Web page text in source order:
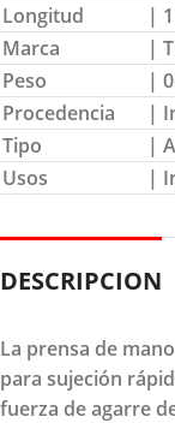
Longitud
|
Marca
|
Peso
|
Procedencia
|
Tipo
|
Usos
|
DESCRIPCION
La prensa de
para sujeción
fuerza de agarre